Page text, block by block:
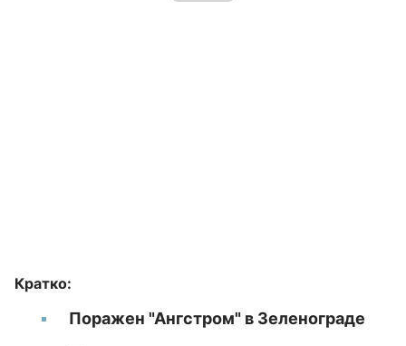
Кратко:
Поражен "Ангстром" в Зеленограде